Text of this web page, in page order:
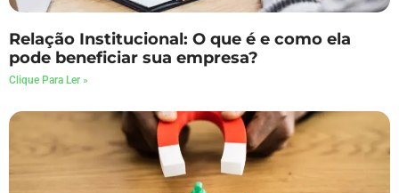
Relação Institucional: O que é e como ela
pode beneficiar sua empresa?
Clique Para Ler »